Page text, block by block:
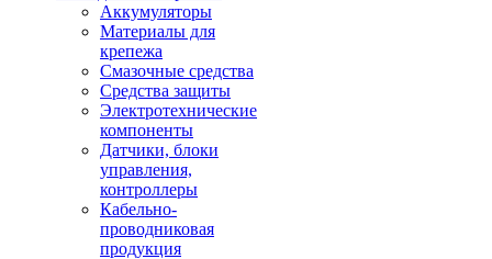
Аккумуляторы
Материалы для
крепежа
Смазочные средства
Средства защиты
Электротехнические
компоненты
Датчики, блоки
управления,
контроллеры
Кабельно-
проводниковая
продукция